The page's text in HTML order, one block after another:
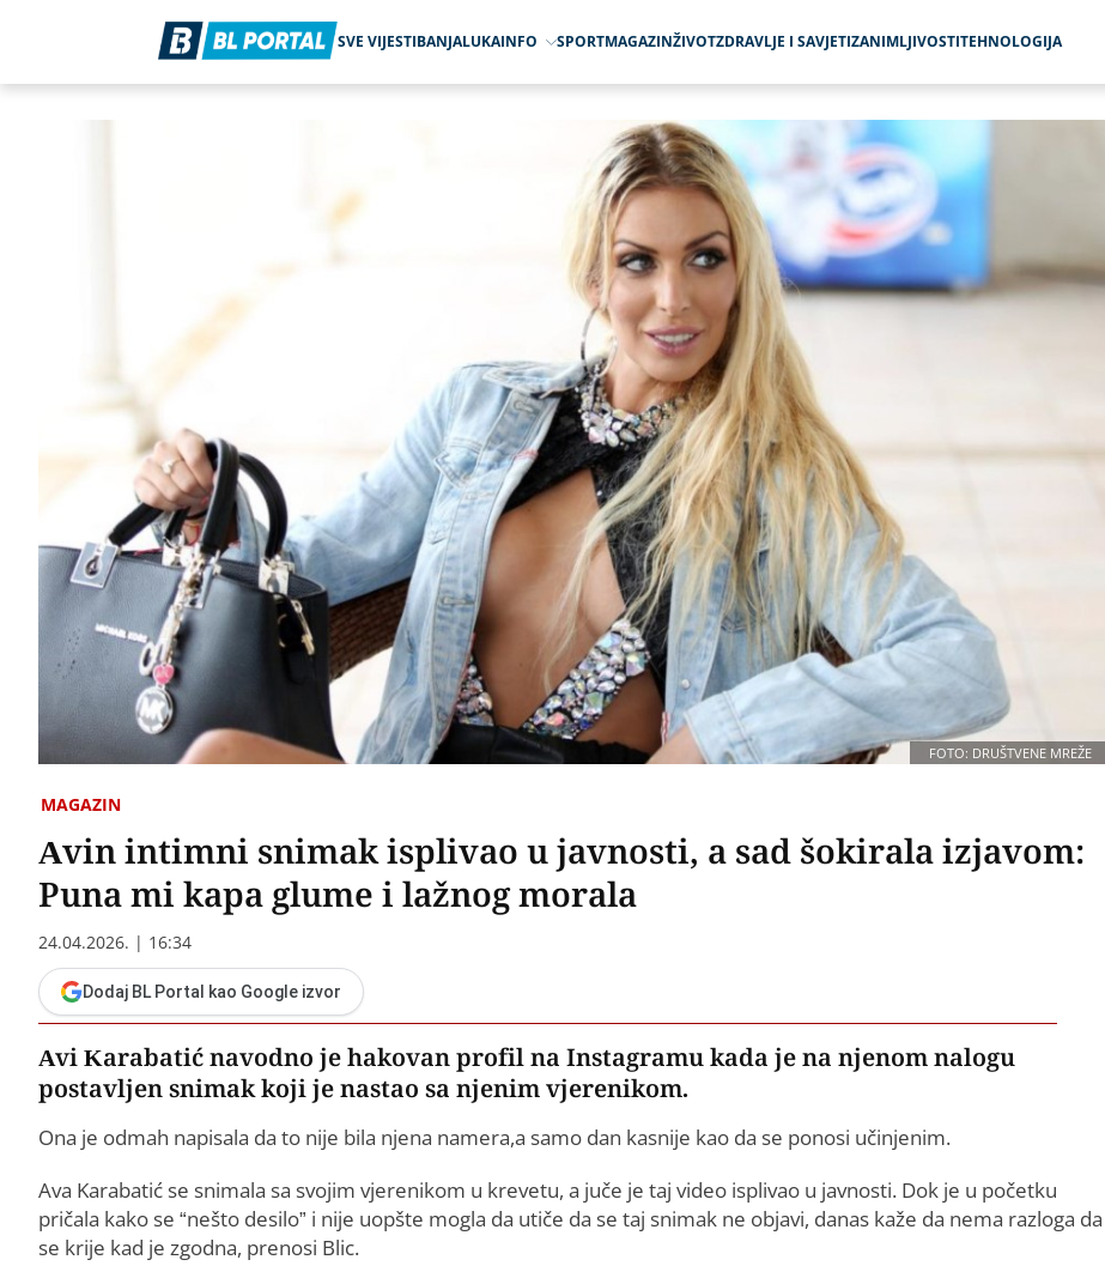
SVE VIJESTIBANJALUKAINFO SPORTMAGAZINŽIVOTZDRAVLJE I SAVJETIZANIMLJIVOSTITEHNOLOGIJA
FOTO: DRUŠTVENE MREŽE
MAGAZIN
Avin intimni snimak isplivao u javnosti, a sad šokirala izjavom:
Puna mi kapa glume i lažnog morala
24.04.2026. | 16:34
Dodaj BL Portal kao Google izvor
Avi Karabatić navodno je hakovan profil na Instagramu kada je na njenom nalogu
postavljen snimak koji je nastao sa njenim vjerenikom.
Ona je odmah napisala da to nije bila njena namera,a samo dan kasnije kao da se ponosi učinjenim.
Ava Karabatić se snimala sa svojim vjerenikom u krevetu, a juče je taj video isplivao u javnosti. Dok je u početku
pričala kako se “nešto desilo” i nije uopšte mogla da utiče da se taj snimak ne objavi, danas kaže da nema razloga da
se krije kad je zgodna, prenosi Blic.